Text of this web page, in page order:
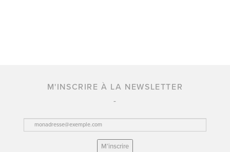
M'INSCRIRE À LA NEWSLETTER
M’inscrire